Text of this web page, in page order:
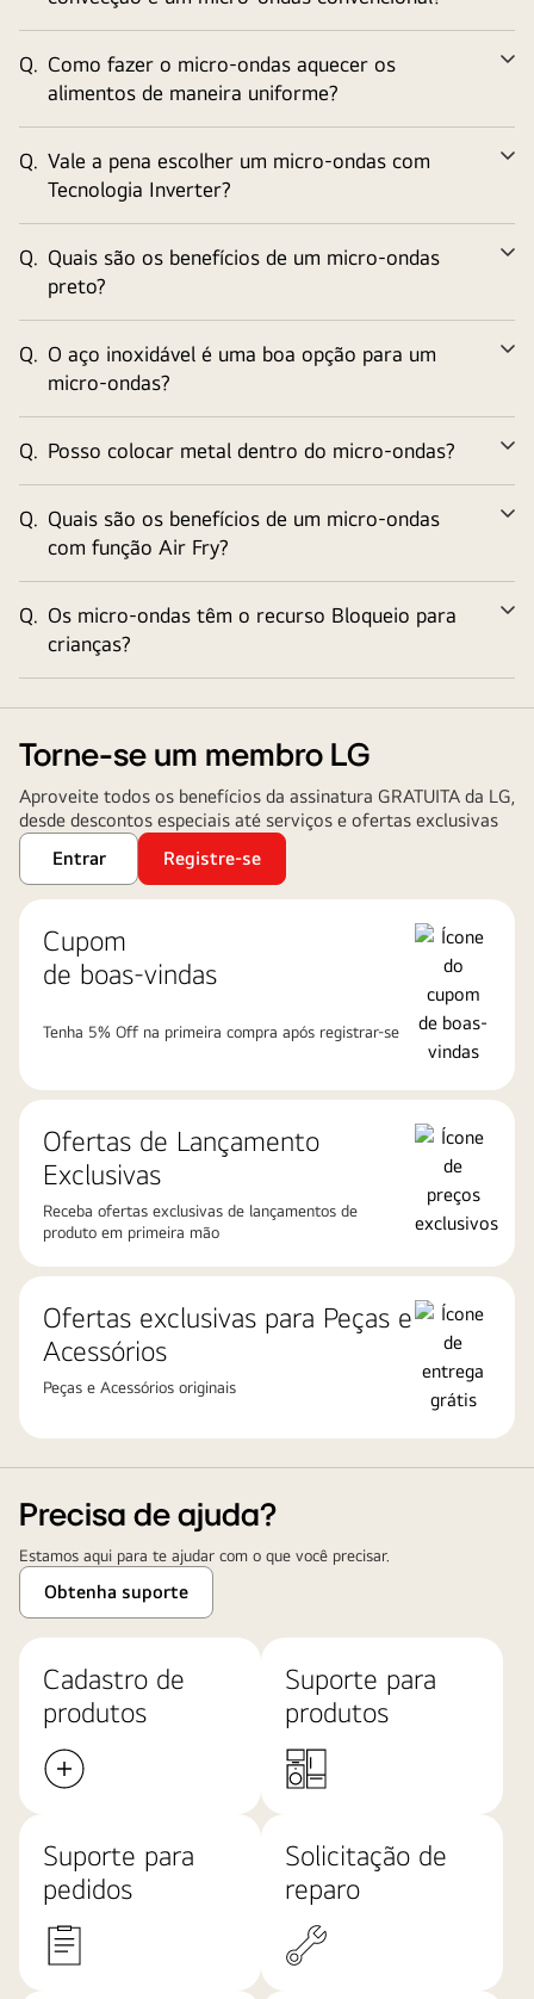
Q. Como fazer o micro-ondas aquecer os
alimentos de maneira uniforme?
Q. Vale a pena escolher um micro-ondas com
Tecnologia Inverter?
Q. Quais são os benefícios de um micro-ondas
preto?
Q. O aço inoxidável é uma boa opção para um
micro-ondas?
Q. Posso colocar metal dentro do micro-ondas?
Q. Quais são os benefícios de um micro-ondas
com função Air Fry?
Q. Os micro-ondas têm o recurso Bloqueio para
crianças?
Torne-se um membro LG
Aproveite todos os benefícios da assinatura GRATUITA da LG,
desde descontos especiais até serviços e ofertas exclusivas
Entrar
Registre-se
Cupom
de boas-vindas
Tenha 5% Off na primeira compra após registrar-se
Ofertas de Lançamento
Exclusivas
Receba ofertas exclusivas de lançamentos de
produto em primeira mão
Ofertas exclusivas para Peças e
Acessórios
Peças e Acessórios originais
Precisa de ajuda?
Estamos aqui para te ajudar com o que você precisar.
Obtenha suporte
Cadastro de
produtos
Suporte para
produtos
Suporte para
pedidos
Solicitação de
reparo